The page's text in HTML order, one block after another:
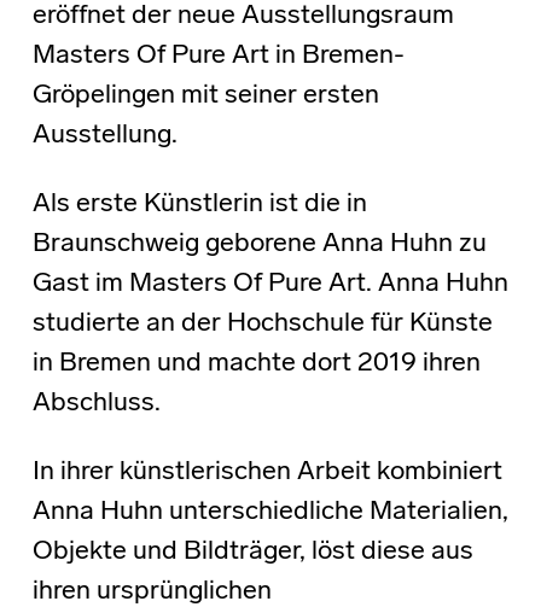
eröffnet der neue Ausstellungsraum
Masters Of Pure Art in Bremen-
Gröpelingen mit seiner ersten
Ausstellung.
Als erste Künstlerin ist die in
Braunschweig geborene Anna Huhn zu
Gast im Masters Of Pure Art. Anna Huhn
studierte an der Hochschule für Künste
in Bremen und machte dort 2019 ihren
Abschluss.
In ihrer künstlerischen Arbeit kombiniert
Anna Huhn unterschiedliche Materialien,
Objekte und Bildträger, löst diese aus
ihren ursprünglichen